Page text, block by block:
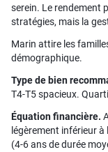
serein. Le rendement
stratégies, mais la
Marin attire les
démographique.
Type de bien
T4-T5 spacieux.
Équation financière.
légèrement inférieur
(4-6 ans de durée